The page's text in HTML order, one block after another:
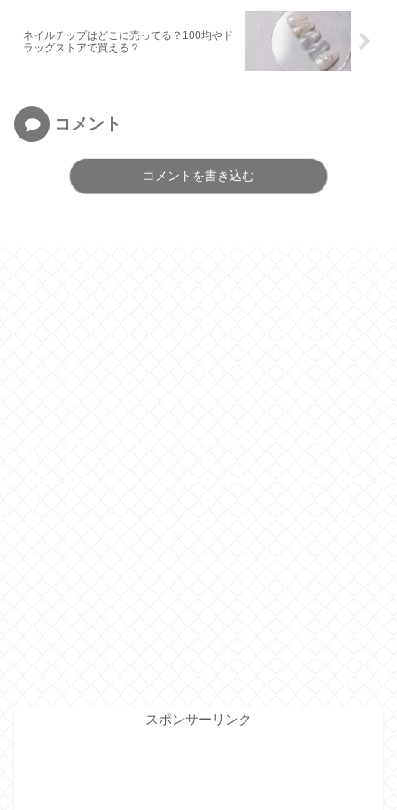
ネイルチップはどこに売ってる？100均やド
ラッグストアで買える？
コメント
コメントを書き込む
スポンサーリンク